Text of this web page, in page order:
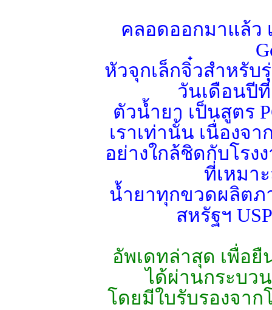
คลอดออกมาแล้ว
หัวจุกเล็กจิ๋วสำหรับ
วันเดือนปี
ตัวน้ำยา เป็นสูตร
เราเท่านั้น เนื่องจ
อย่างใกล้ชิดกับโร
ที่เหมา
น้ำยาทุกขวดผลิตภ
สหรัฐฯ
อัพเดทล่าสุด เพื่อ
ได้ผ่านกระบวน
โดยมีใบรับรองจาก